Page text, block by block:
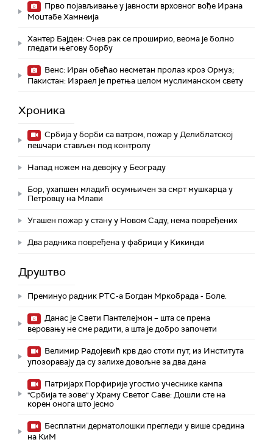
Прво појављивање у јавности врховног вође Ирана
Моџтабe Хамнеија
Хантер Бајден: Очев рак се проширио, веома је болно
гледати његову борбу
Венс: Иран обећао несметан пролаз кроз Ормуз;
Пакистан: Израел је претња целом муслиманском свету
Хроника
Србија у борби са ватром, пожар у Делиблатској
пешчари стављен под контролу
Напад ножем на девојку у Београду
Бор, ухапшен младић осумњичен за смрт мушкарца у
Петровцу на Млави
Угашен пожар у стану у Новом Саду, нема повређених
Два радника повређена у фабрици у Кикинди
Друштво
Преминуо радник РТС-а Богдан Мркобрада - Боле.
Данас је Свети Пантелејмон – шта се према
веровању не сме радити, а шта је добро започети
Велимир Радојевић крв дао стоти пут, из Института
упозоравају да су залихе довољне за два дана
Патријарх Порфирије угостио учеснике кампа
"Србија те зове" у Храму Светог Саве: Дошли сте на
корен онога што јесмо
Бесплатни дерматолошки прегледи у више средина
на КиМ